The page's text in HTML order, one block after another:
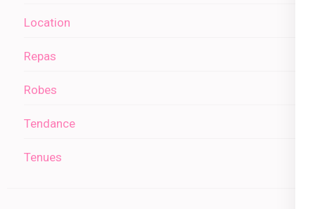
Location
Repas
Robes
Tendance
Tenues